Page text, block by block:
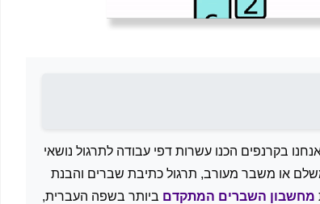
בקרנפים הכנו עשרות דפי עבודה לתרגול נושאי
או משבר מעורב, תרגול כתיבת שברים והבנת
מחשבון השברים המתקדם ביותר בשפה העברית,